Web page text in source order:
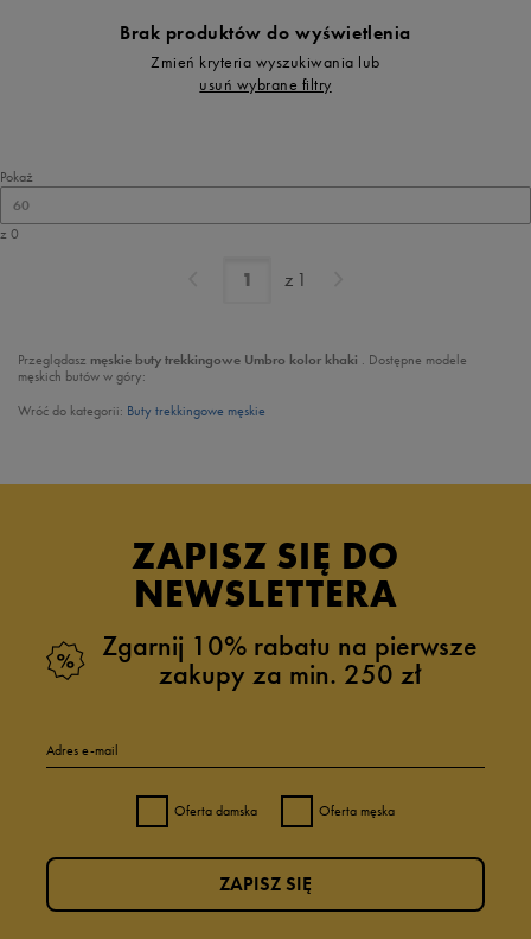
Brak produktów do wyświetlenia
Zmień kryteria wyszukiwania lub
usuń wybrane filtry
Pokaż
60
z 0
z 1
Przeglądasz męskie buty trekkingowe Umbro kolor khaki . Dostępne modele
męskich butów w góry:
Wróć do kategorii: Buty trekkingowe męskie
ZAPISZ SIĘ DO
NEWSLETTERA
Zgarnij 10% rabatu na pierwsze
zakupy za min. 250 zł
Adres e-mail
Oferta damska Oferta męska
ZAPISZ SIĘ